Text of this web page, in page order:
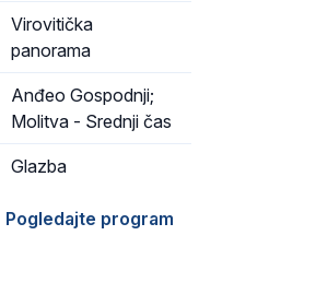
Virovitička
panorama
Anđeo Gospodnji;
Molitva - Srednji čas
Glazba
Pogledajte program